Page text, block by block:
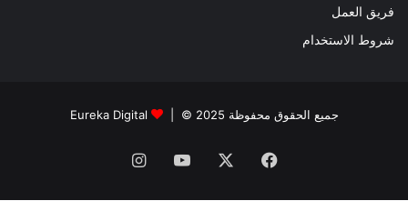
فريق العمل
شروط الاستخدام
جميع الحقوق محفوظة 2025 © | Eureka Digital
فيسبوك ‫YouTube